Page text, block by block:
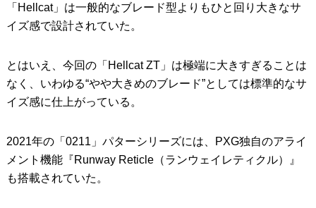
「Hellcat」は一般的なブレード型よりもひと回り大きなサ
イズ感で設計されていた。
とはいえ、今回の「Hellcat ZT」は極端に大きすぎることは
なく、いわゆる“やや大きめのブレード”としては標準的なサ
イズ感に仕上がっている。
2021年の「0211」パターシリーズには、PXG独自のアライ
メント機能『Runway Reticle（ランウェイレティクル）』
も搭載されていた。